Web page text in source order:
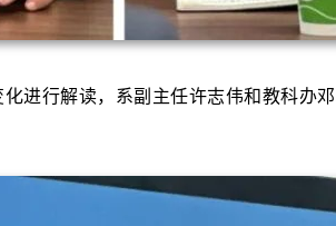
进行解读，系副主任许志伟和教科办